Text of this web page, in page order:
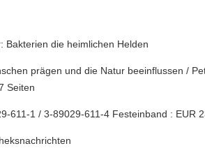
Bakterien die heimlichen Helden
prägen und die Natur beeinflussen /
Seiten
611-1 / 3-89029-611-4 Festeinband : EUR